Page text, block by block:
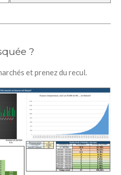
?
et prenez du recul.